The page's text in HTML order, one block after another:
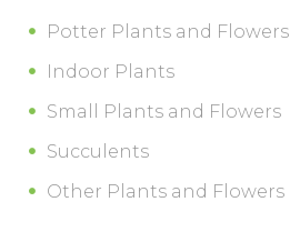
Potter Plants and Flowers
Indoor Plants
Small Plants and Flowers
Succulents
Other Plants and Flowers